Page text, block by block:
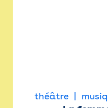
théâtre